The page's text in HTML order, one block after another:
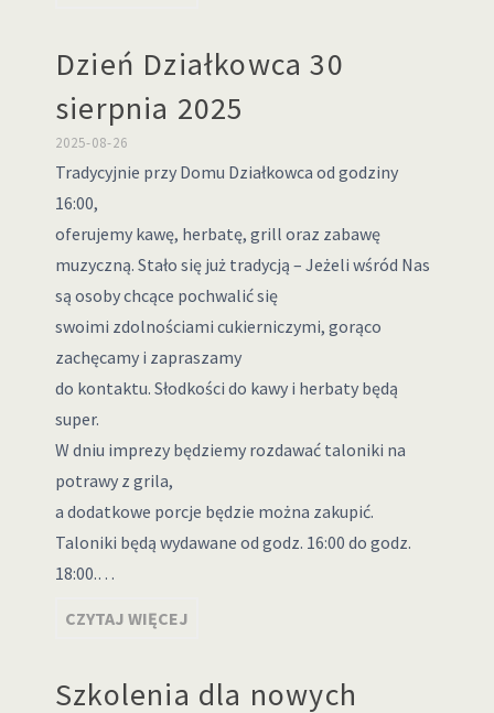
Dzień Działkowca 30
sierpnia 2025
2025-08-26
Tradycyjnie przy Domu Działkowca od godziny
16:00,
oferujemy kawę, herbatę, grill oraz zabawę
muzyczną. Stało się już tradycją – Jeżeli wśród Nas
są osoby chcące pochwalić się
swoimi zdolnościami cukierniczymi, gorąco
zachęcamy i zapraszamy
do kontaktu. Słodkości do kawy i herbaty będą
super.
W dniu imprezy będziemy rozdawać taloniki na
potrawy z grila,
a dodatkowe porcje będzie można zakupić.
Taloniki będą wydawane od godz. 16:00 do godz.
18:00.…
CZYTAJ WIĘCEJ
Szkolenia dla nowych